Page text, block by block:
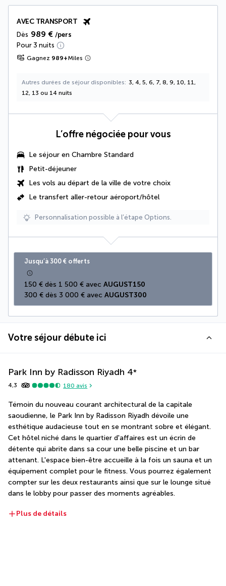
AVEC TRANSPORT
Dès 989 € /pers
Pour 3 nuits
Gagnez 989+Miles
Autres durées de séjour disponibles
3, 4, 5, 6, 7, 8, 9, 10, 11,
12, 13 ou 14 nuits
L’offre négociée pour vous
Le séjour en Chambre Standard
Petit-déjeuner
Les vols au départ de la ville de votre choix
Le transfert aller-retour aéroport/hôtel
Personnalisation possible à l’étape Options.
Jusqu’à 300 € offerts
150 € dès 1 500 € avec AUGUST150
300 € dès 3 000 € avec AUGUST300
Votre séjour débute ici
Park Inn by Radisson Riyadh 4*
4,3 180 avis
Témoin du nouveau courant architectural de la capitale
saoudienne, le Park Inn by Radisson Riyadh dévoile une
esthétique audacieuse tout en se montrant sobre et élégant.
Cet hôtel niché dans le quartier d'affaires est un écrin de
détente qui abrite dans sa cour une belle piscine et un bar
attenant. L'espace bien-être accueille à la fois un sauna et un
équipement complet pour le fitness. Vous pourrez également
compter sur les deux restaurants ainsi que sur le lounge situé
dans le lobby pour passer des moments agréables.
Plus de détails